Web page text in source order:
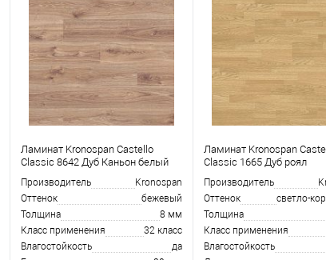
Ламинат Kronospan Castello
Classic 8642 Дуб Каньон белый
Производитель
Kronospan
Оттенок
бежевый
Толщина
8 мм
Класс применения
32 класс
Влагостойкость
да
Ламинат Kronospan
Classic 1665 Дуб роял
Производитель
Оттенок
светло-
Толщина
Класс применения
Влагостойкость